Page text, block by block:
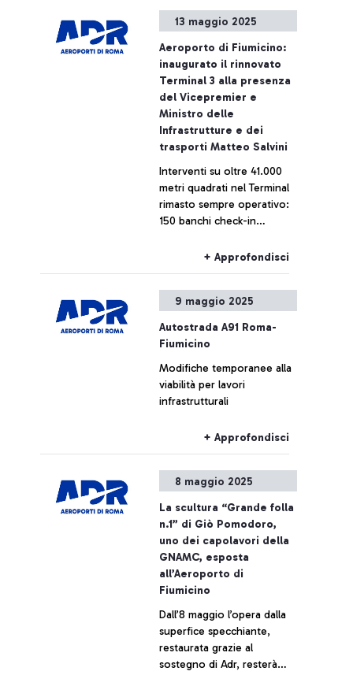
automatici e-gates anche
presso le aree di frontiera
degli arrivi e dei transiti.
13 maggio 2025
Aeroporto di Fiumicino:
inaugurato il rinnovato
Terminal 3 alla presenza
del Vicepremier e
Ministro delle
Infrastrutture e dei
trasporti Matteo Salvini
Interventi su oltre 41.000
metri quadrati nel Terminal
rimasto sempre operativo:
150 banchi check-in
nastri bagagli fino a 800
metri. La rigenerazione del
T3, per oltre 250 milioni di
euro, rientra negli
investimenti autofinanziati
da ADR (3 miliardi negli
+ Approfondisci
9 maggio 2025
Autostrada A91 Roma-
Fiumicino
Modifiche temporanee alla
viabilità per lavori
infrastrutturali
+ Approfondisci
8 maggio 2025
La scultura “Grande folla
n.1” di Giò Pomodoro,
uno dei capolavori della
GNAMC, esposta
all’Aeroporto di
Fiumicino
Dall’8 maggio l’opera dalla
superfice specchiante,
restaurata grazie al
sostegno di Adr, resterà